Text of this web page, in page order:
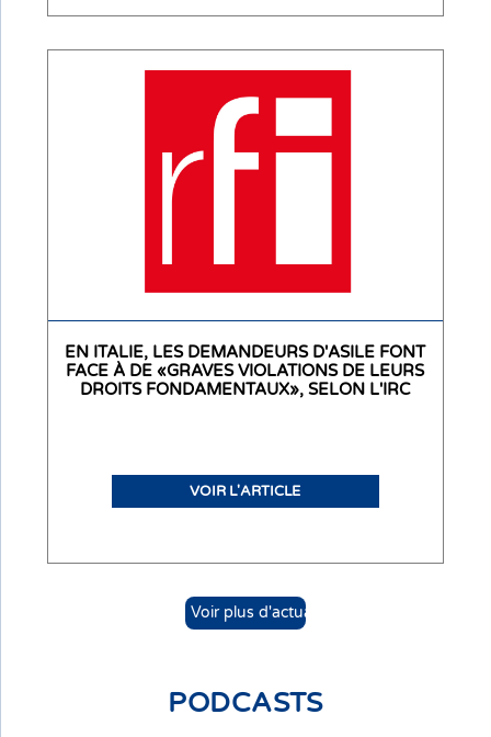
EN ITALIE, LES DEMANDEURS D'ASILE FONT
FACE À DE «GRAVES VIOLATIONS DE LEURS
DROITS FONDAMENTAUX», SELON L'IRC
VOIR L'ARTICLE
Voir plus d'actualités
PODCASTS